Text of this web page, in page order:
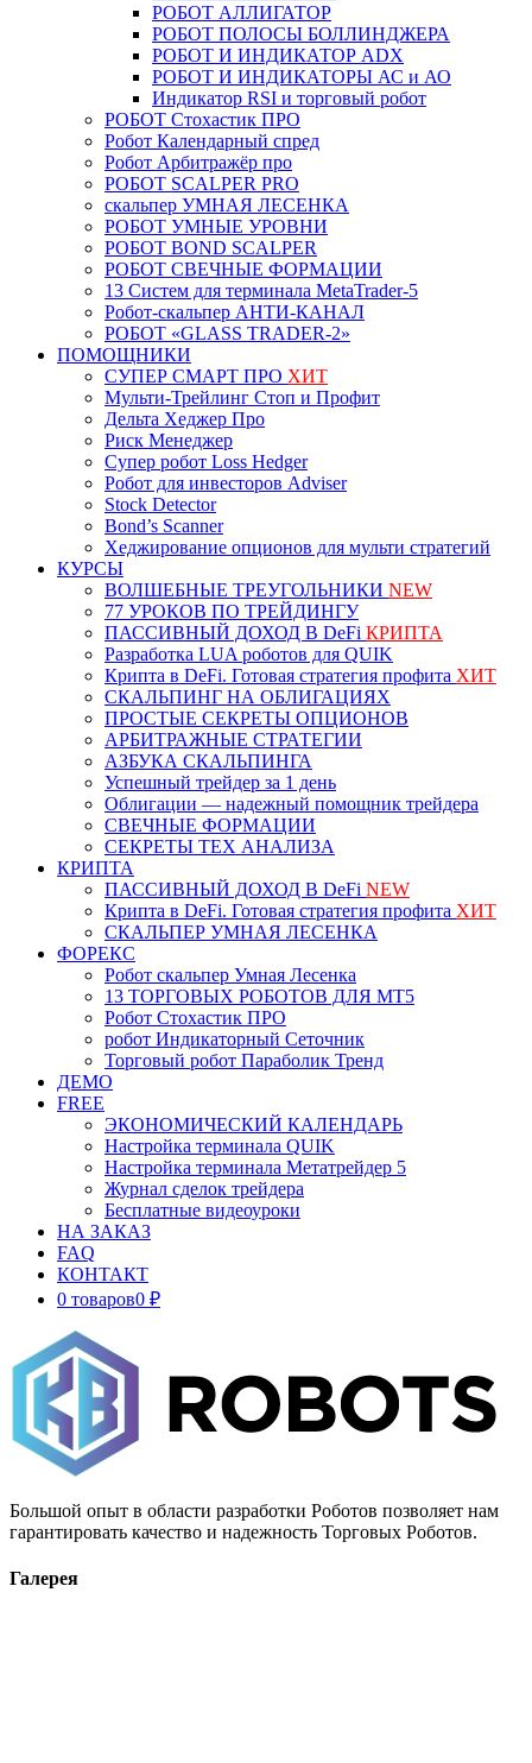
РОБОТ АЛЛИГАТОР
РОБОТ ПОЛОСЫ БОЛЛИНДЖЕРА
РОБОТ И ИНДИКАТОР ADX
РОБОТ И ИНДИКАТОРЫ АС и АО
Индикатор RSI и торговый робот
РОБОТ Стохастик ПРО
Робот Календарный спред
Робот Арбитражёр про
РОБОТ SCALPER PRO
скальпер УМНАЯ ЛЕСЕНКА
РОБОТ УМНЫЕ УРОВНИ
РОБОТ BOND SCALPER
РОБОТ СВЕЧНЫЕ ФОРМАЦИИ
13 Систем для терминала MetaTrader-5
Робот-скальпер АНТИ-КАНАЛ
РОБОТ «GLASS TRADER-2»
ПОМОЩНИКИ
СУПЕР СМАРТ ПРО ХИТ
Мульти-Трейлинг Стоп и Профит
Дельта Хеджер Про
Риск Менеджер
Супер робот Loss Hedger
Робот для инвесторов Adviser
Stock Detector
Bond’s Scanner
Хеджирование опционов для мульти стратегий
КУРСЫ
ВОЛШЕБНЫЕ ТРЕУГОЛЬНИКИ NEW
77 УРОКОВ ПО ТРЕЙДИНГУ
ПАССИВНЫЙ ДОХОД В DeFi КРИПТА
Разработка LUA роботов для QUIK
Крипта в DeFi. Готовая стратегия профита ХИТ
СКАЛЬПИНГ НА ОБЛИГАЦИЯХ
ПРОСТЫЕ СЕКРЕТЫ ОПЦИОНОВ
АРБИТРАЖНЫЕ СТРАТЕГИИ
АЗБУКА СКАЛЬПИНГА
Успешный трейдер за 1 день
Облигации — надежный помощник трейдера
СВЕЧНЫЕ ФОРМАЦИИ
СЕКРЕТЫ ТЕХ АНАЛИЗА
КРИПТА
ПАССИВНЫЙ ДОХОД В DeFi NEW
Крипта в DeFi. Готовая стратегия профита ХИТ
СКАЛЬПЕР УМНАЯ ЛЕСЕНКА
ФОРЕКС
Робот скальпер Умная Лесенка
13 ТОРГОВЫХ РОБОТОВ ДЛЯ МТ5
Робот Стохастик ПРО
робот Индикаторный Сеточник
Торговый робот Параболик Тренд
ДЕМО
FREE
ЭКОНОМИЧЕСКИЙ КАЛЕНДАРЬ
Настройка терминала QUIK
Настройка терминала Метатрейдер 5
Журнал сделок трейдера
Бесплатные видеоуроки
НА ЗАКАЗ
FAQ
КОНТАКТ
0 товаров0 ₽
Большой опыт в области разработки Роботов позволяет нам
гарантировать качество и надежность Торговых Роботов.
Галерея